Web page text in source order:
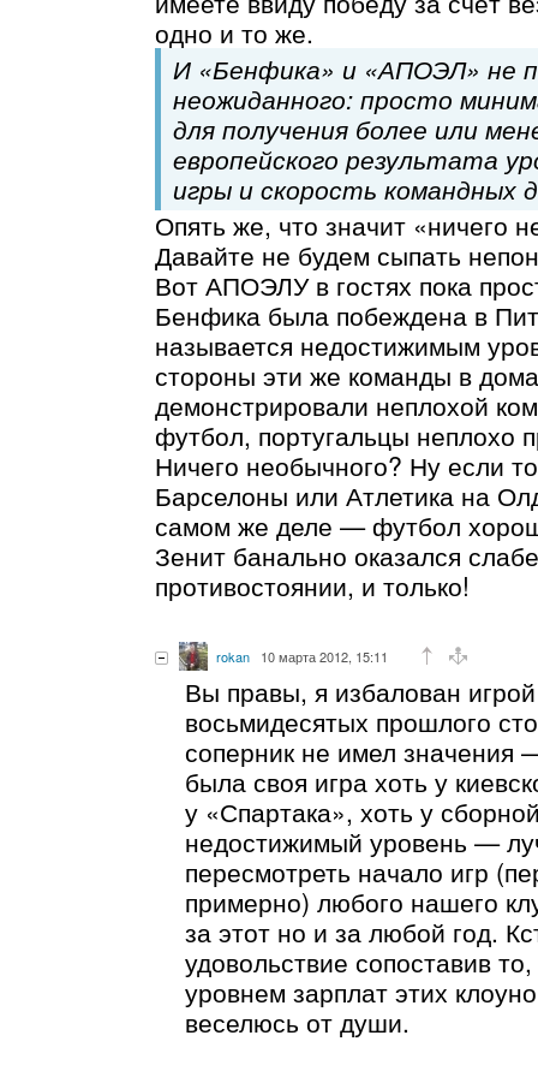
одно и то же.
И «Бенфика» и «АПОЭЛ» не
неожиданного: просто
для получения более или
европейского результата
игры и скорость командных
Опять же, что значит «ничего
Давайте не будем сыпать
Вот АПОЭЛУ в гостях пока
Бенфика была побеждена в
называется недостижимым
стороны эти же команды в
демонстрировали неплохой
футбол, португальцы неплохо
Ничего необычного? Ну если
Барселоны или Атлетика на
самом же деле — футбол
Зенит банально оказался
противостоянии, и только!
rokan 10 марта 2012, 15:11
Вы правы, я избалован
восьмидесятых прошлого
соперник не имел значения
была своя игра хоть у
у «Спартака», хоть у
недостижимый уровень —
пересмотреть начало игр
примерно) любого нашего
за этот но и за любой год.
удовольствие сопоставив
уровнем зарплат этих
веселюсь от души.